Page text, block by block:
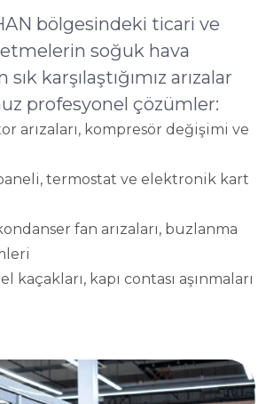
bölgesindeki ticari ve
soğuk hava
karşılaştığımız arızalar
profesyonel çözümler:
arızaları, kompresör değişimi ve
termostat ve elektronik kart
fan arızaları, buzlanma
kaçakları, kapı contası aşınmaları